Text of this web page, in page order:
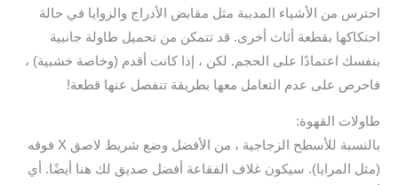
احترس من الأشياء المدببة مثل مقابض الأدراج والزوايا في حالة
احتكاكها بقطعة أثاث أخرى. قد تتمكن من تحميل طاولة جانبية
بنفسك اعتمادًا على الحجم. لكن ، إذا كانت أقدم (وخاصة خشبية) ،
فاحرص على عدم التعامل معها بطريقة تنفصل عنها قطعة!
طاولات القهوة:
بالنسبة للأسطح الزجاجية ، من الأفضل وضع شريط لاصق X فوقه
(مثل المرايا). سيكون غلاف الفقاعة أفضل صديق لك هنا أيضًا. أي